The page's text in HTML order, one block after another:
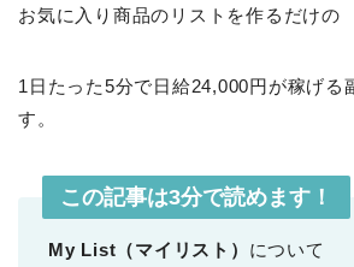
お気に入り商品のリストを作るだけの
1日たった5分で日給24,000円が稼げる
す。
この記事は3分で読めます！
My List（マイリスト） について